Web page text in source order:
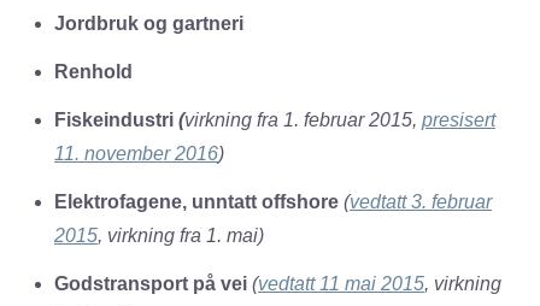
Jordbruk og gartneri
Renhold
Fiskeindustri (virkning fra 1. februar 2015, presisert
11. november 2016)
Elektrofagene, unntatt offshore (vedtatt 3. februar
2015, virkning fra 1. mai)
Godstransport på vei (vedtatt 11 mai 2015, virkning